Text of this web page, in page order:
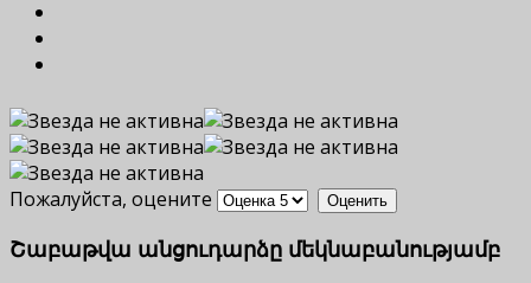
Пожалуйста, оцените
Շաբաթվա անցուդարձը մեկնաբանությամբ